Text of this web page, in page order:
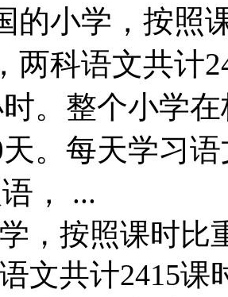
的小学，按照
两科语文共计
时。整个小学
天。每天学习
， ...
，按照课时比
文共计2415课